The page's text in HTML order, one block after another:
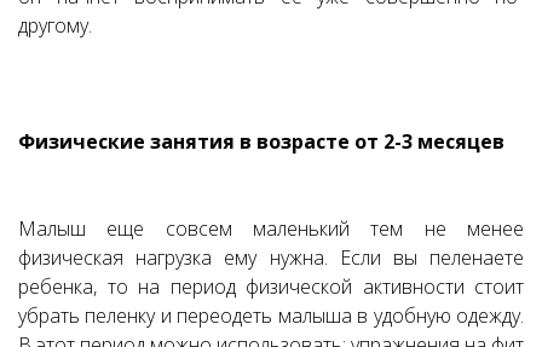
другому.
Физические занятия в возрасте от 2-3 месяцев
Малыш еще совсем маленький тем не менее
физическая нагрузка ему нужна. Если вы пеленаете
ребенка, то на период физической активности стоит
убрать пеленку и переодеть малыша в удобную одежду.